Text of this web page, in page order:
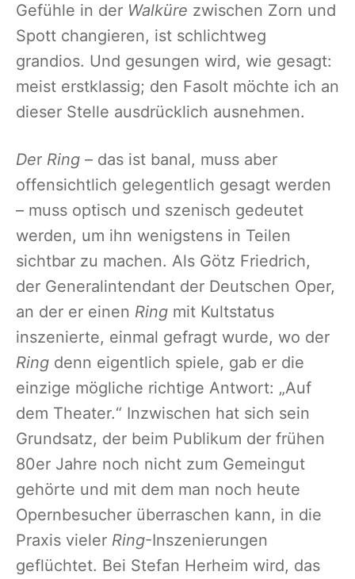
Gefühle in der Walküre zwischen Zorn und
Spott changieren, ist schlichtweg
grandios. Und gesungen wird, wie gesagt:
meist erstklassig; den Fasolt möchte ich an
dieser Stelle ausdrücklich ausnehmen.
Der Ring – das ist banal, muss aber
offensichtlich gelegentlich gesagt werden
– muss optisch und szenisch gedeutet
werden, um ihn wenigstens in Teilen
sichtbar zu machen. Als Götz Friedrich,
der Generalintendant der Deutschen Oper,
an der er einen Ring mit Kultstatus
inszenierte, einmal gefragt wurde, wo der
Ring denn eigentlich spiele, gab er die
einzige mögliche richtige Antwort: „Auf
dem Theater.“ Inzwischen hat sich sein
Grundsatz, der beim Publikum der frühen
80er Jahre noch nicht zum Gemeingut
gehörte und mit dem man noch heute
Opernbesucher überraschen kann, in die
Praxis vieler Ring-Inszenierungen
geflüchtet. Bei Stefan Herheim wird, das